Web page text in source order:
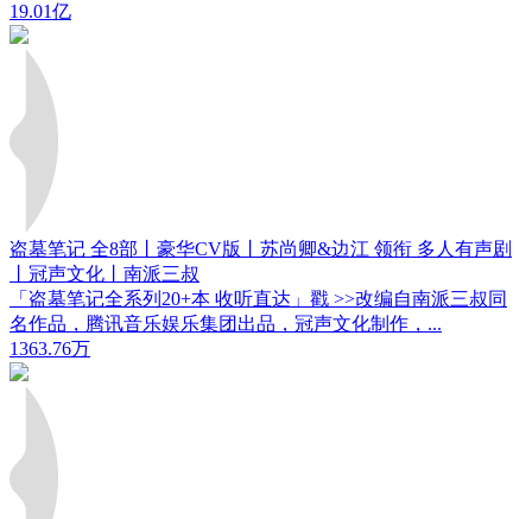
19.01亿
盗墓笔记 全8部丨豪华CV版丨苏尚卿&边江 领衔 多人有声剧
丨冠声文化丨南派三叔
「盗墓笔记全系列20+本 收听直达」戳 >>改编自南派三叔同
名作品，腾讯音乐娱乐集团出品，冠声文化制作，...
1363.76万